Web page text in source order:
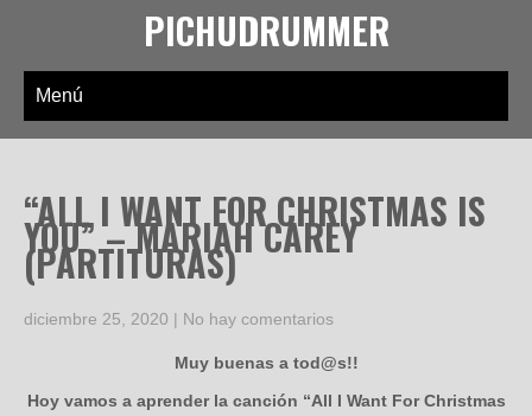
PICHUDRUMMER
Menú
“ALL I WANT FOR CHRISTMAS IS
YOU” – MARIAH CAREY
(PARTITURAS)
diciembre 25, 2020 | No hay comentarios
Muy buenas a tod@s!!
Hoy vamos a aprender la canción “All I Want For Christmas